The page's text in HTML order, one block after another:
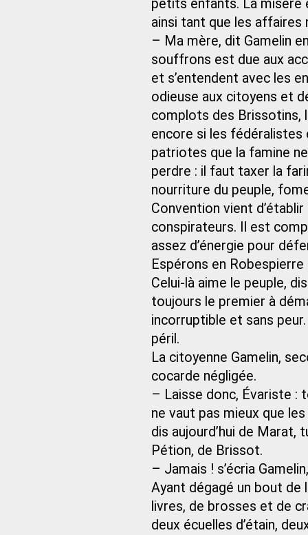
petits enfants. La misère
ainsi tant que les affaires
– Ma mère, dit Gamelin
souffrons est due aux
et s’entendent avec les
odieuse aux citoyens et
complots des Brissotins,
encore si les fédéralistes
patriotes que la famine
perdre : il faut taxer la
nourriture du peuple,
Convention vient
conspirateurs. Il est
assez d’énergie pour
Espérons en
Celui-là aime le peuple,
toujours le premier à
incorruptible et sans
péril.
La citoyenne Gamelin,
cocarde négligée.
– Laisse donc, Évariste :
ne vaut pas mieux que
dis aujourd’hui de Marat,
Pétion, de Brissot.
– Jamais ! s’écria
Ayant dégagé un bout de
livres, de brosses et de
deux écuelles d’étain,